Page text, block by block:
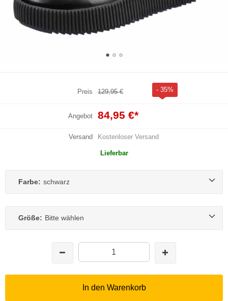
Preis 129,95 € - 35%
Angebot 84,95 €*
Versand Kostenloser Versand
Lieferbar
Farbe: schwarz
Größe: Bitte wählen
In den Warenkorb